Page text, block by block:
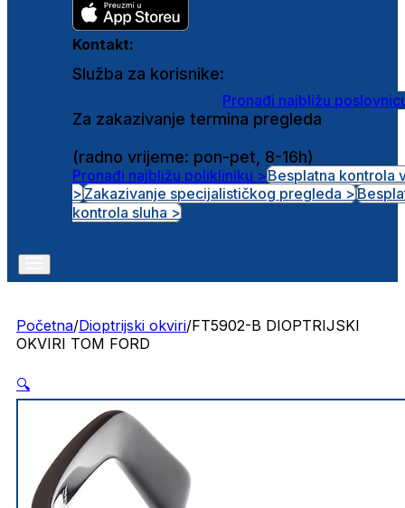
Kontakt:
Služba za korisnike:
Pronađi najbližu
Za zakazivanje termina pregleda
(radno vrijeme: pon-pet, 8-16h)
Pronađi najbližu polikliniku >Besplatna kontrola
>Zakazivanje specijalističkog pregleda >
kontrola sluha >
Početna/Dioptrijski okviri/FT5902-B DIOPTRIJSKI
OKVIRI TOM FORD
🔍